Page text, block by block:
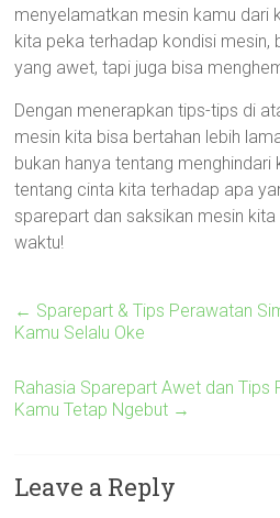
menyelamatkan mesin kamu dari
kita peka terhadap kondisi mesin,
yang awet, tapi juga bisa
Dengan menerapkan tips-tips di
mesin kita bisa bertahan lebih
bukan hanya tentang menghindari
tentang cinta kita terhadap apa
sparepart dan saksikan mesin
waktu!
← Sparepart & Tips Perawatan
Kamu Selalu Oke
Rahasia Sparepart Awet dan Tips
Kamu Tetap Ngebut →
Leave a Reply